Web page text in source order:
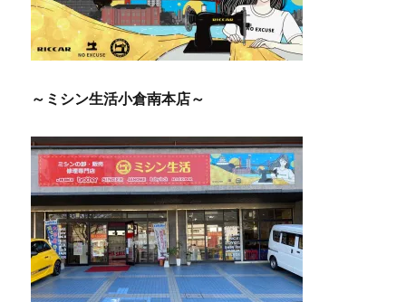
～ミシン生活小倉南本店～